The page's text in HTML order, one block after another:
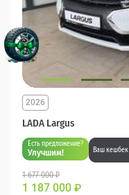
LADA Largus
2026
Есть предложение?
Улучшим! Ваш кешбек
1 677 000 ₽
1 187 000 ₽